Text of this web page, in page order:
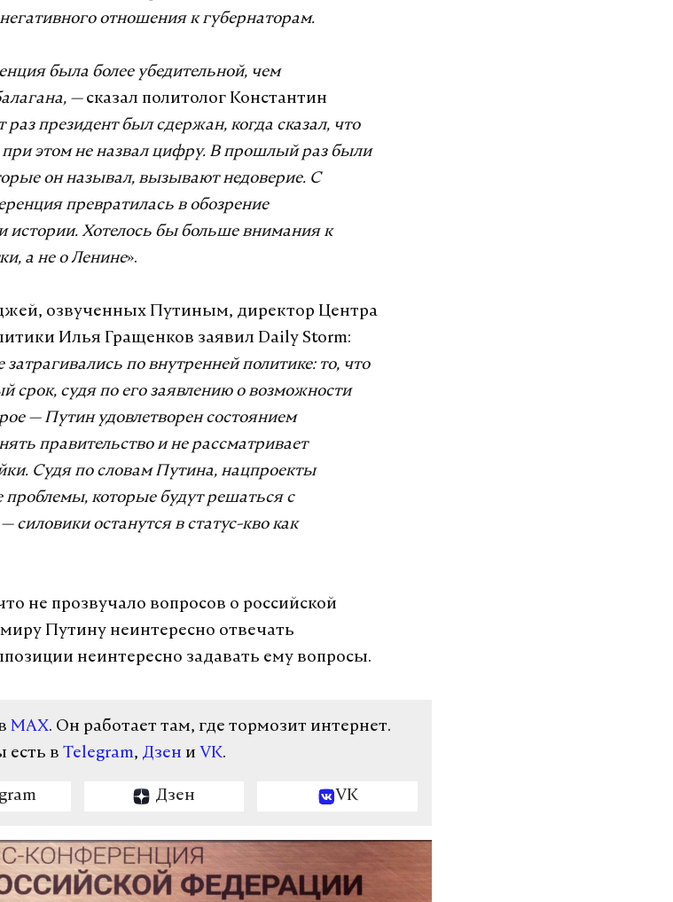
отношения к губернаторам.
была более убедительной, чем
— сказал политолог Константин
раз президент был сдержан, когда сказал, что
при этом не назвал цифру. В прошлый раз были
он называл, вызывают недоверие. С
превратилась в обозрение
истории. Хотелось бы больше внимания к
а не о Ленине».
озвученных Путиным, директор Центра
Илья Гращенков заявил Daily Storm:
по внутренней политике: то, что
срок, судя по его заявлению о возможности
— Путин удовлетворен состоянием
правительство и не рассматривает
Судя по словам Путина, нацпроекты
проблемы, которые будут решаться с
останутся в статус-кво как
не прозвучало вопросов о российской
Путину неинтересно отвечать
неинтересно задавать ему вопросы.
MAX. Он работает там, где тормозит интернет.
в Telegram, Дзен и VK.
Дзен VK